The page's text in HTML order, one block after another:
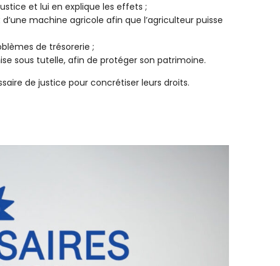
et lui en explique les effets ;
machine agricole afin que l’agriculteur puisse
de trésorerie ;
sous tutelle, afin de protéger son patrimoine.
de justice pour concrétiser leurs droits.